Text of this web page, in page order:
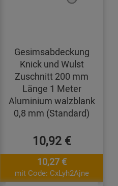
Gesimsabdeckung
Knick und Wulst
Zuschnitt 200 mm
Länge 1 Meter
Aluminium walzblank
0,8 mm (Standard)
10,92 €
10,27 €
mit Code: CxLyh2Ajne